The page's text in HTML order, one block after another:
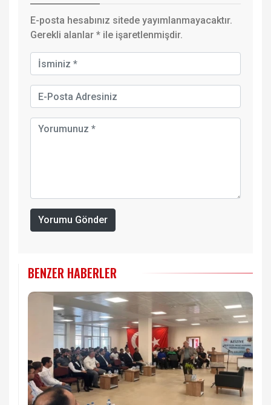
E-posta hesabınız sitede yayımlanmayacaktır.
Gerekli alanlar * ile işaretlenmişdir.
Yorumu Gönder
BENZER HABERLER